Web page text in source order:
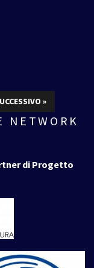
»
NETWORK
di Progetto